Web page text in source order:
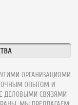
ОРГАНИЗАЦИЯМИ
ОПЫТОМ И
ДЕЛОВЫМИ СВЯЗЯМИ